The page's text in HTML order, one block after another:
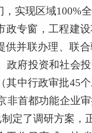
实现区域100%
政专窗，工程建
供并联办理、联
府投资和社会
中行政审批45
非首都功能企业
制定了调研方案，